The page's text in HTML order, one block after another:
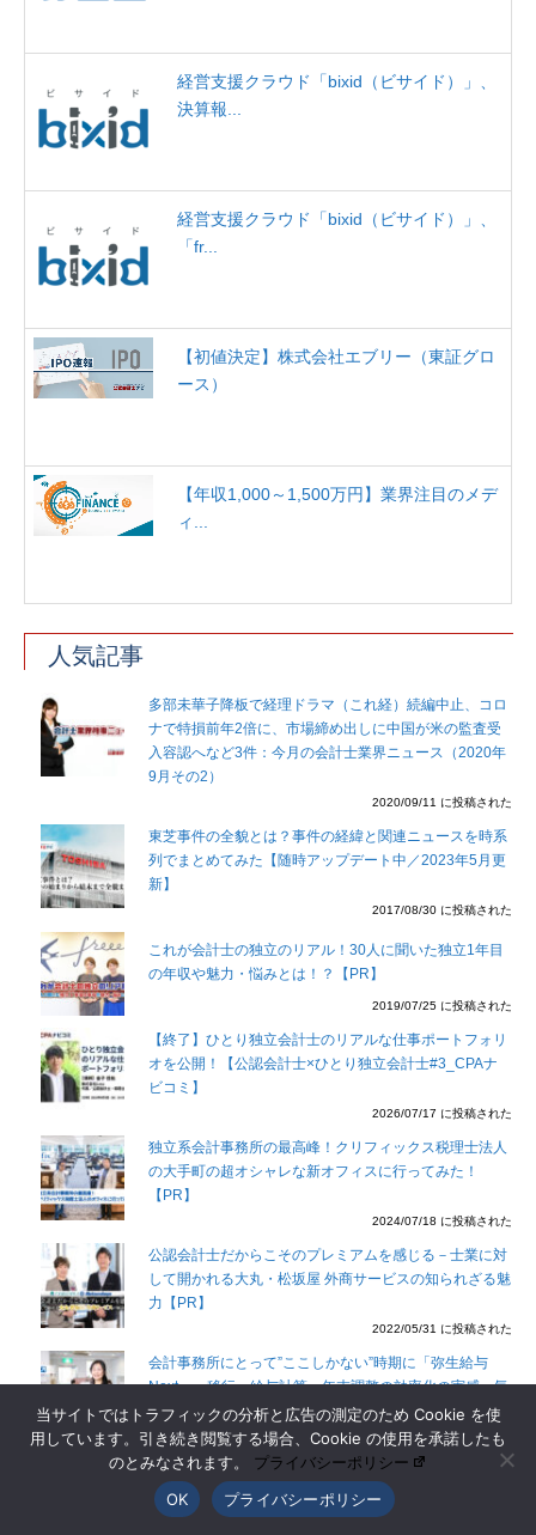
経営支援クラウド「bixid（ビサイド）」、
決算報...
経営支援クラウド「bixid（ビサイド）」、
「fr...
【初値決定】株式会社エブリー（東証グロ
ース）
【年収1,000～1,500万円】業界注目のメデ
ィ...
人気記事
多部未華子降板で経理ドラマ（これ経）続編中止、コロ
ナで特損前年2倍に、市場締め出しに中国が米の監査受
入容認へなど3件：今月の会計士業界ニュース（2020年
9月その2）
2020/09/11 に投稿された
東芝事件の全貌とは？事件の経緯と関連ニュースを時系
列でまとめてみた【随時アップデート中／2023年5月更
新】
2017/08/30 に投稿された
これが会計士の独立のリアル！30人に聞いた独立1年目
の年収や魅力・悩みとは！？【PR】
2019/07/25 に投稿された
【終了】ひとり独立会計士のリアルな仕事ポートフォリ
オを公開！【公認会計士×ひとり独立会計士#3_CPAナ
ビコミ】
2026/07/17 に投稿された
独立系会計事務所の最高峰！クリフィックス税理士法人
の大手町の超オシャレな新オフィスに行ってみた！
【PR】
2024/07/18 に投稿された
公認会計士だからこそのプレミアムを感じる－士業に対
して開かれる大丸・松坂屋 外商サービスの知られざる魅
力【PR】
2022/05/31 に投稿された
会計事務所にとって”ここしかない”時期に「弥生給与
Next」へ移行。給与計算・年末調整の効率化の実感、気
になるお客さまの反応は？！―税理士法人SVC【PR】
2026/03/03 に投稿された
オフィシャルパートナー企業
当サイトではトラフィックの分析と広告の測定のため Cookie を使
用しています。引き続き閲覧する場合、Cookie の使用を承諾したも
のとみなされます。 プライバシーポリシー
OK
プライバシーポリシー